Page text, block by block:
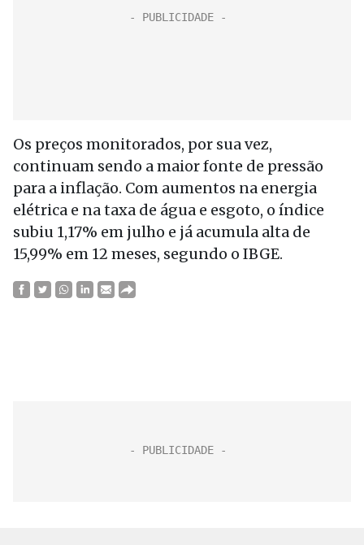
Os preços monitorados, por sua vez,
continuam sendo a maior fonte de pressão
para a inflação. Com aumentos na energia
elétrica e na taxa de água e esgoto, o índice
subiu 1,17% em julho e já acumula alta de
15,99% em 12 meses, segundo o IBGE.